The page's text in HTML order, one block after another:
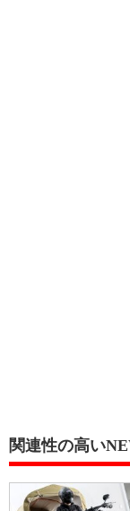
関連性の高い